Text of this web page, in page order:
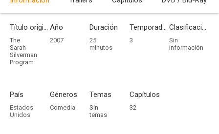
Título original
The
Sarah
Silverman
Program
Año
2007
Duración
25
minutos
Temporadas
3
Clasificación por edades
Sin
información
País
Estados
Unidos
Géneros
Comedia
Temas
Sin
temas
Capítulos
32